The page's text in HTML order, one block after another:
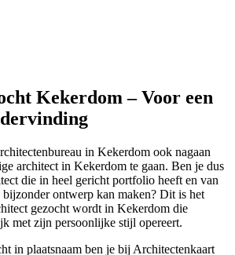
Kekerdom – Voor een
in Kekerdom ook nagaan
architect in Kekerdom te gaan. Ben je dus
die in heel gericht portfolio heeft en van
ontwerp kan maken? Dit is het
gezocht wordt in Kekerdom die
met zijn persoonlijke stijl opereert.
in plaatsnaam ben je bij Architectenkaart